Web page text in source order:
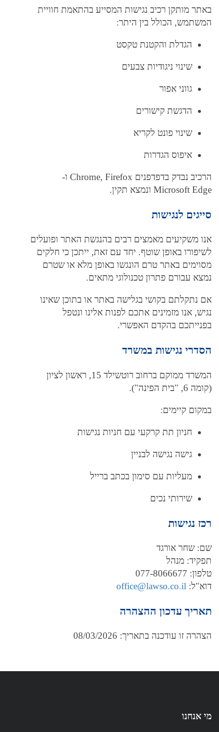
באתר מותקן רכיב נגישות המסייע בהתאמת חוויית
המשתמש, הכולל בין היתר:
הגדלת והקטנת טקסט
שינוי ניגודיות צבעים
גווני אפור
הדגשת קישורים
שינוי פונט לקריא
איפוס הגדרות
הרכיב נבדק בדפדפנים Chrome, Firefox ו-
Microsoft Edge ונמצא תקין.
סייגים לנגישות
אנו משקיעים מאמצים רבים בהנגשת האתר ופועלים
לשיפורו באופן שוטף. יחד עם זאת, ייתכן כי חלקים
מסוימים באתר טרם הונגשו באופן מלא או שטרם
נמצא עבורם פתרון טכנולוגי מתאים.
אם נתקלתם בקושי בגלישה באתר או בתוכן שאינו
נגיש, אנו מזמינים אתכם לפנות אלינו ונטפל
בפנייתכם בהקדם האפשרי.
הסדרי נגישות במשרד
המשרד ממוקם ברחוב רוטשילד 15, ראשון לציון
(קומה 6, "בית הפינה").
במקום קיימים:
חניון תת קרקעי עם חניות נגישות
גישה נגישה לבניין
מעליות עם סימון בכתב ברייל
שירותי נכים
רכז נגישות
שם: שחר אורגד
תפקיד: מנהל
טלפון: 077-8066677
דוא"ל: office@lawso.co.il
תאריך עדכון ההצהרה
הצהרה זו עודכנה בתאריך: 08/03/2026
מי אנחנו